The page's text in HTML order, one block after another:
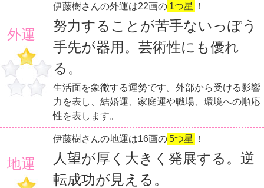
外運
伊藤樹さんの外運は22画の 1つ星 ！
努力することが苦手ないっぽう
手先が器用。芸術性にも優れ
る。
生活面を象徴する運勢です。外部から受ける影響
力を表し、結婚運、家庭運や職場、環境への順応
性を表します。
地運
伊藤樹さんの地運は16画の5つ星 ！
人望が厚く大きく発展する。逆
転成功が見える。